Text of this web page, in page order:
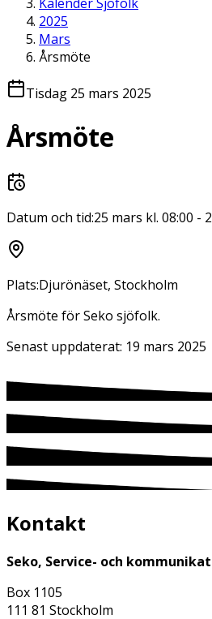
2025
Mars
Årsmöte
Tisdag 25 mars 2025
Årsmöte
Datum och tid:25 mars kl. 08:00 -
Plats:Djurönäset, Stockholm
Årsmöte för Seko sjöfolk.
Senast uppdaterat: 19 mars 2025
Kontakt
Seko, Service- och
Box 1105
111 81 Stockholm